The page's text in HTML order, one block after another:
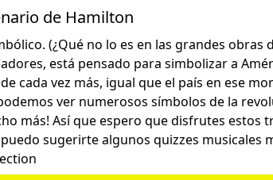
de Hamilton
(¿Qué no lo es en las grandes obras
está pensado para simbolizar a
cada vez más, igual que el país en ese
ver numerosos símbolos de la
más! Así que espero que disfrutes estos
sugerirte algunos quizzes musicales